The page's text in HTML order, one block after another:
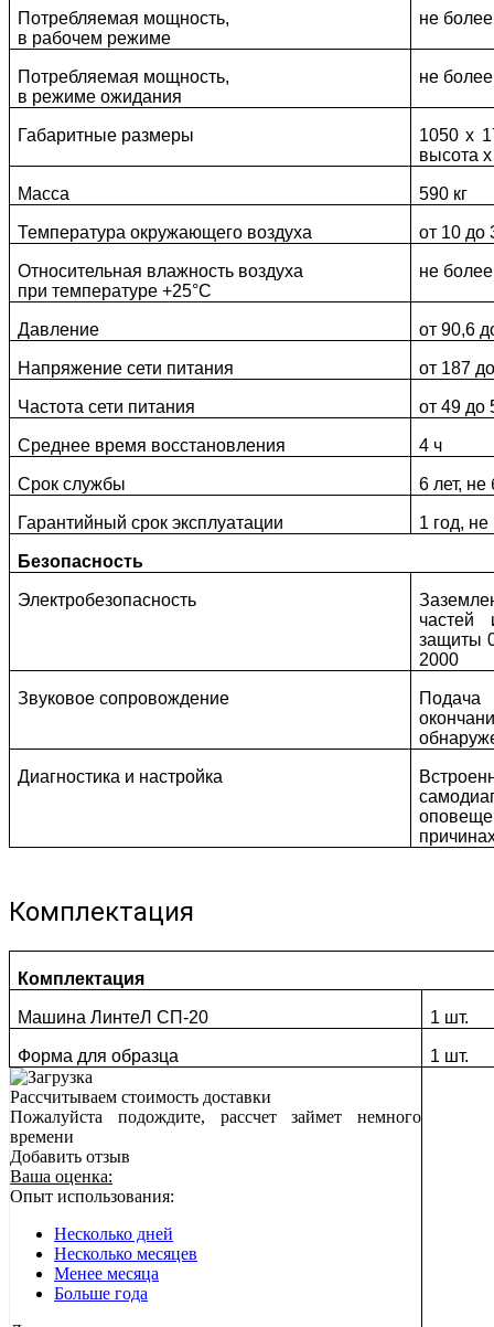
Потребляемая мощность,
в рабочем режиме
не
Потребляемая мощность,
в режиме ожидания
не
Габаритные размеры
1050 х
высота
Масса 590 кг
Температура окружающего воздуха от 10 до
Относительная влажность воздуха
при температуре +25°С
не
Давление от 90,6
Напряжение сети питания от 187
Частота сети питания от 49 до
Среднее время восстановления 4 ч
Срок службы 6 лет,
Гарантийный срок эксплуатации 1 год,
Безопасность
Электробезопасность
частей
защиты
2000
Звуковое сопровождение
Подача
Диагностика и настройка
Комплектация
Комплектация
Машина ЛинтеЛ СП-20 1 шт.
Форма для образца 1 шт.
Рассчитываем стоимость доставки
Пожалуйста подождите, рассчет займет немного
времени
Добавить отзыв
Ваша оценка:
Опыт использования:
Несколько дней
Несколько месяцев
Менее месяца
Больше года